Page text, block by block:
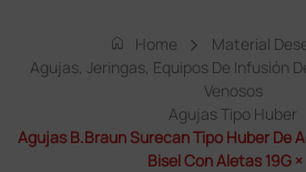
home Home
Material
Agujas, Jeringas, Equipos De Infusión
Venosos
Agujas Tipo Huber
Agujas B.Braun Surecan Tipo Huber De
Bisel Con Aletas 19G ×